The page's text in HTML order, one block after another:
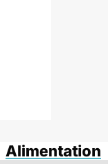
Alimentation